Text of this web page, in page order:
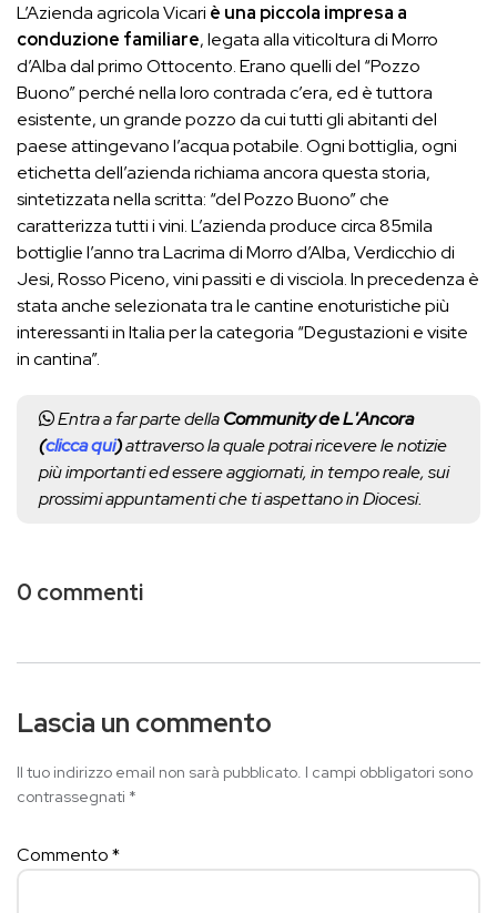
L’Azienda agricola Vicari è una piccola impresa a
conduzione familiare, legata alla viticoltura di Morro
d’Alba dal primo Ottocento. Erano quelli del “Pozzo
Buono” perché nella loro contrada c’era, ed è tuttora
esistente, un grande pozzo da cui tutti gli abitanti del
paese attingevano l’acqua potabile. Ogni bottiglia, ogni
etichetta dell’azienda richiama ancora questa storia,
sintetizzata nella scritta: “del Pozzo Buono” che
caratterizza tutti i vini. L’azienda produce circa 85mila
bottiglie l’anno tra Lacrima di Morro d’Alba, Verdicchio di
Jesi, Rosso Piceno, vini passiti e di visciola. In precedenza è
stata anche selezionata tra le cantine enoturistiche più
interessanti in Italia per la categoria “Degustazioni e visite
in cantina”.
Entra a far parte dellaCommunity de L'Ancora
(clicca qui)attraverso la quale potrai ricevere le notizie
più importanti ed essere aggiornati, in tempo reale, sui
prossimi appuntamenti che ti aspettano in Diocesi.
0 commenti
Lascia un commento
Il tuo indirizzo email non sarà pubblicato. I campi obbligatori sono
contrassegnati *
Commento*